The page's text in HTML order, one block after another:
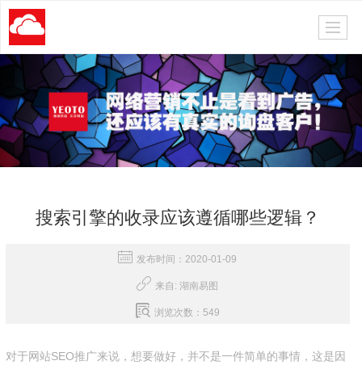
搜索引擎的收录应该遵循哪些逻辑？
发布时间：2020-01-09
来自:湖南易图
浏览次数：549
对于网站SEO推广来说，想要做好，并不是一件简单的事情，这是因